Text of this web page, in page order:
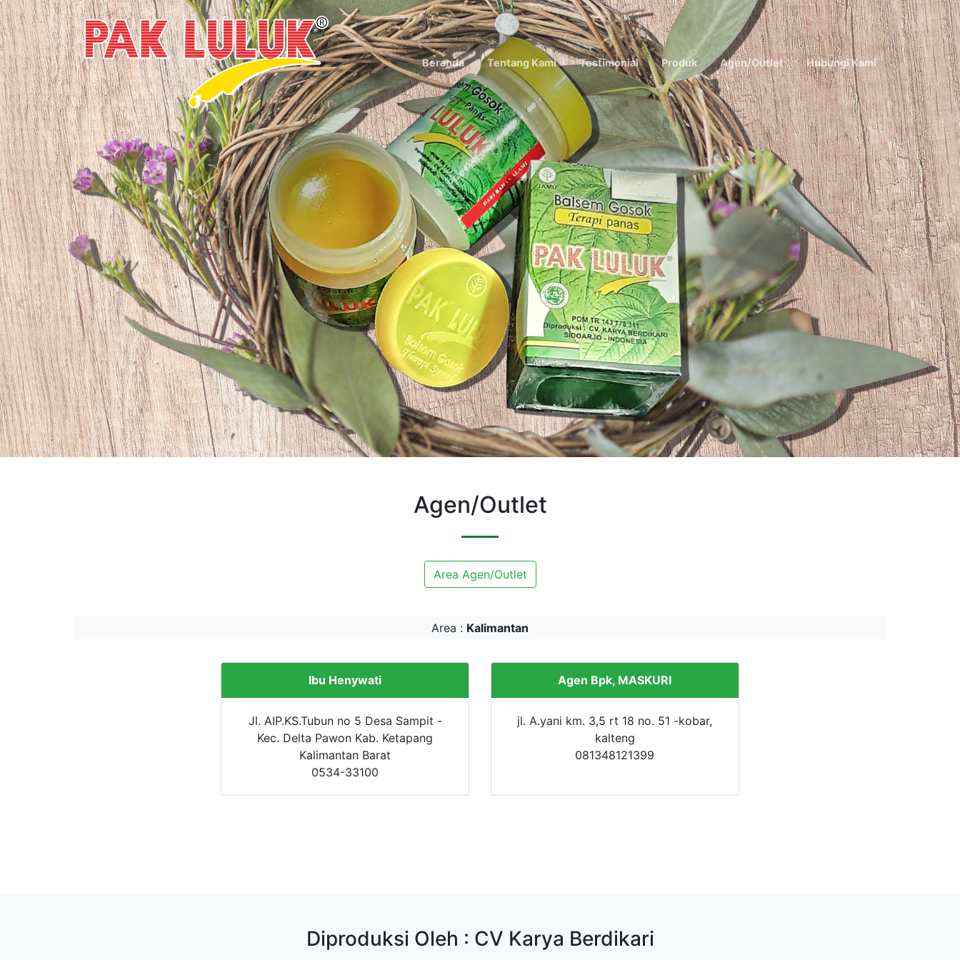
Beranda Tentang Kami Testimonial Produk Agen/Outlet Hubungi Kami
Agen/Outlet
Area Agen/Outlet
Area : Kalimantan
Ibu Henywati
Jl. AIP.KS.Tubun no 5 Desa Sampit -
Kec. Delta Pawon Kab. Ketapang
Kalimantan Barat
0534-33100
Agen Bpk, MASKURI
jl. A.yani km. 3,5 rt 18 no. 51 -kobar,
kalteng
081348121399
Diproduksi Oleh : CV Karya Berdikari